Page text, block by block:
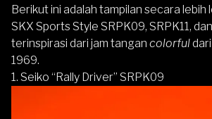
Berikut ini adalah tampilan secara lebih
SKX Sports Style SRPK09, SRPK11,
terinspirasi dari jam tangan colorful
1969.
1. Seiko “Rally Driver” SRPK09